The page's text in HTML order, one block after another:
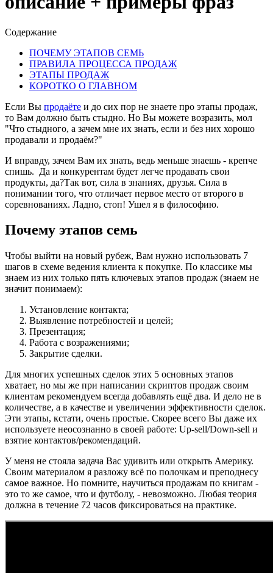
Содержание
ПОЧЕМУ ЭТАПОВ СЕМЬ
ПРАВИЛА ПРОЦЕССА ПРОДАЖ
ЭТАПЫ ПРОДАЖ
КОРОТКО О ГЛАВНОМ
Если Вы продаёте и до сих пор не знаете про этапы продаж,
то Вам должно быть стыдно. Но Вы можете возразить, мол
"Что стыдного, а зачем мне их знать, если и без них хорошо
продавали и продаём?"
И вправду, зачем Вам их знать, ведь меньше знаешь - крепче
спишь. Да и конкурентам будет легче продавать свои
продукты, да?Так вот, сила в знаниях, друзья. Сила в
понимании того, что отличает первое место от второго в
соревнованиях. Ладно, стоп! Ушел я в философию.
Почему этапов семь
Чтобы выйти на новый рубеж, Вам нужно использовать 7
шагов в схеме ведения клиента к покупке. По классике мы
знаем из них только пять ключевых этапов продаж (знаем не
значит понимаем):
Установление контакта;
Выявление потребностей и целей;
Презентация;
Работа с возражениями;
Закрытие сделки.
Для многих успешных сделок этих 5 основных этапов
хватает, но мы же при написании скриптов продаж своим
клиентам рекомендуем всегда добавлять ещё два. И дело не в
количестве, а в качестве и увеличении эффективности сделок.
Эти этапы, кстати, очень простые. Скорее всего Вы даже их
используете неосознанно в своей работе: Up-sell/Down-sell и
взятие контактов/рекомендаций.
У меня не стояла задача Вас удивить или открыть Америку.
Своим материалом я разложу всё по полочкам и преподнесу
самое важное. Но помните, научиться продажам по книгам -
это то же самое, что и футболу, - невозможно. Любая теория
должна в течение 72 часов фиксироваться на практике.